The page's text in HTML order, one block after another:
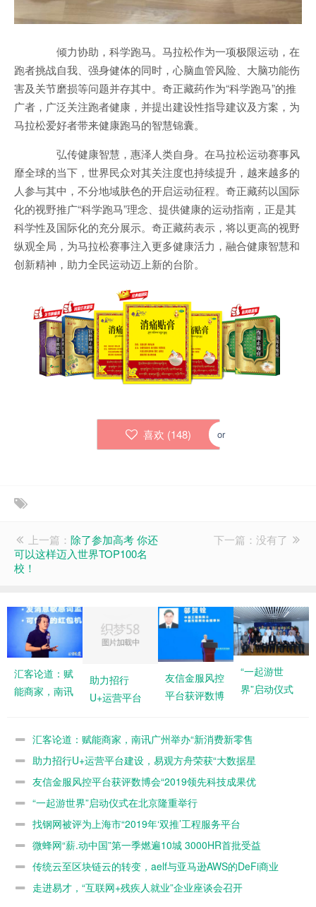
倾力协助，科学跑马。马拉松作为一项极限运动，在
跑者挑战自我、强身健体的同时，心脑血管风险、大脑功能伤
害及关节磨损等问题并存其中。奇正藏药作为“科学跑马”的推
广者，广泛关注跑者健康，并提出建设性指导建议及方案，为
马拉松爱好者带来健康跑马的智慧锦囊。
弘传健康智慧，惠泽人类自身。在马拉松运动赛事风
靡全球的当下，世界民众对其关注度也持续提升，越来越多的
人参与其中，不分地域肤色的开启运动征程。奇正藏药以国际
化的视野推广“科学跑马”理念、提供健康的运动指南，正是其
科学性及国际化的充分展示。奇正藏药表示，将以更高的视野
纵观全局，为马拉松赛事注入更多健康活力，融合健康智慧和
创新精神，助力全民运动迈上新的台阶。
喜欢 (148) or
上一篇： 除了参加高考 你还
可以这样迈入世界TOP100名
校！
下一篇：没有了
汇客论道：赋
能商家，南讯
助力招行
U+运营平台
舟荣获“大数
友信金服风控
平台获评数博
“一起游世
界”启动仪式
汇客论道：赋能商家，南讯广州举办“新消费新零售
助力招行U+运营平台建设，易观方舟荣获“大数据星
友信金服风控平台获评数博会“2019领先科技成果优
“一起游世界”启动仪式在北京隆重举行
找钢网被评为上海市“2019年‘双推’工程服务平台
微蜂网“薪.动中国”第一季燃遍10城 3000HR首批受益
传统云至区块链云的转变，aelf与亚马逊AWS的DeFi商业
走进易才，“互联网+残疾人就业”企业座谈会召开